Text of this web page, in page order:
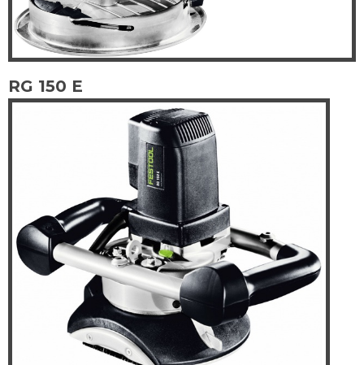
RG 150 E